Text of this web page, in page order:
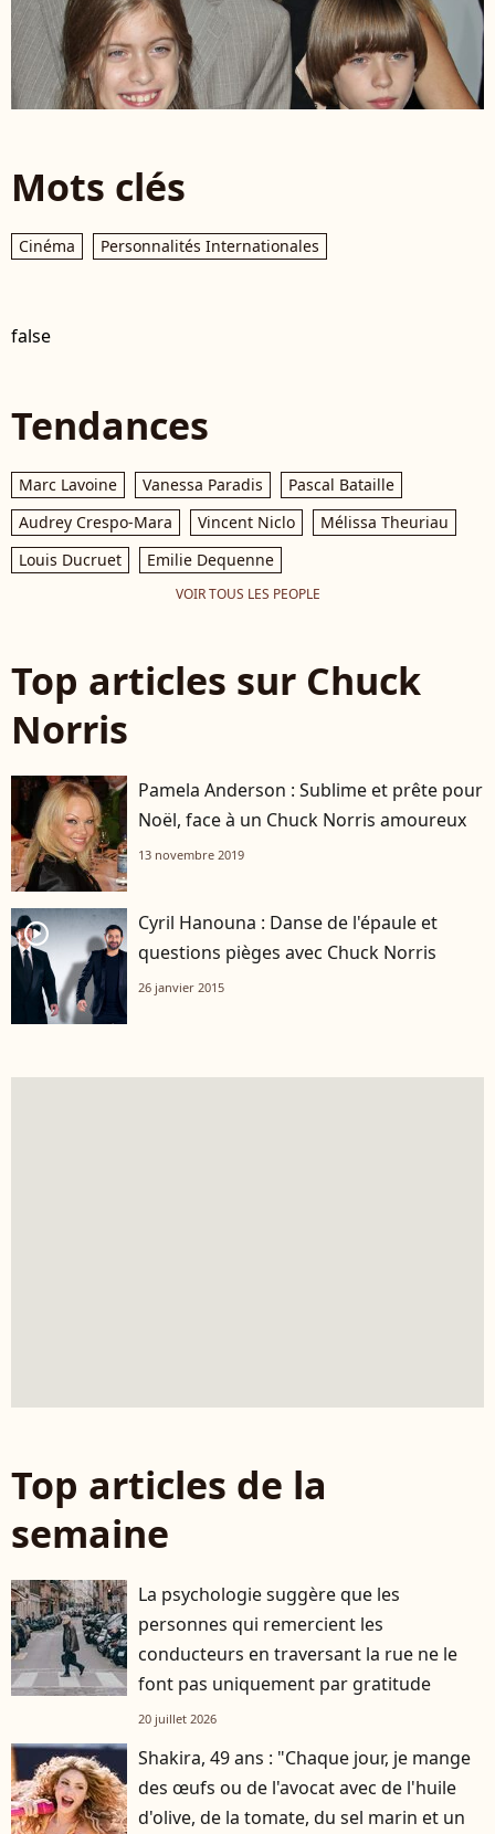
Mots clés
Cinéma Personnalités Internationales
false
Tendances
Marc Lavoine Vanessa Paradis
Pascal Bataille
Audrey Crespo-Mara
Vincent Niclo
Mélissa Theuriau
Louis Ducruet
Emilie Dequenne
VOIR TOUS LES PEOPLE
Top articles sur Chuck
Norris
Pamela Anderson : Sublime et prête pour
Noël, face à un Chuck Norris amoureux
13 novembre 2019
player2
Cyril Hanouna : Danse de l'épaule et
questions pièges avec Chuck Norris
26 janvier 2015
Top articles de la
semaine
La psychologie suggère que les
personnes qui remercient les
conducteurs en traversant la rue ne le
font pas uniquement par gratitude
20 juillet 2026
Shakira, 49 ans : "Chaque jour, je mange
des œufs ou de l'avocat avec de l'huile
d'olive, de la tomate, du sel marin et un